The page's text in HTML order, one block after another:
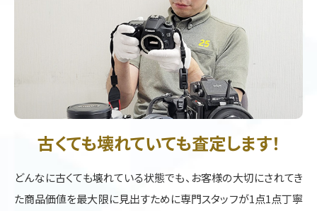
古くても壊れていても査定します！
どんなに古くても壊れている状態でも、お客様の大切にされてき
た商品価値を最大限に見出すために専門スタッフが1点1点丁寧